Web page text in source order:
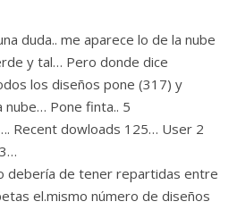
duda.. me aparece lo de la nube
y tal… Pero donde dice
los diseños pone (317) y
nube… Pone finta.. 5
Recent dowloads 125… User 2
debería de tener repartidas entre
el.mismo número de diseños